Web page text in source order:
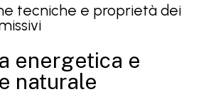
tecniche e proprietà dei
energetica e
naturale